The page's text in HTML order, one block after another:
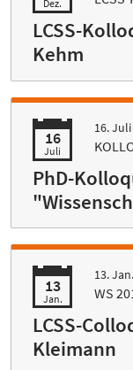
Dez.
LCSS-
Kehm
16
Juli
16.
PhD-
13
Jan.
13.
WS
LCSS-
Kleimann